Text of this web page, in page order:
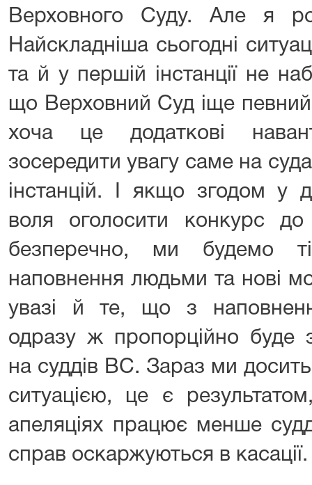
Верховного Суду. Але я
Найскладніша сьогодні
та й у першій інстанції не
що Верховний Суд іще певний
хоча це додаткові
зосередити увагу саме на
інстанцій. І якщо згодом у
воля оголосити конкурс
безперечно, ми будемо
наповнення людьми та нові
увазі й те, що з
одразу ж пропорційно буде
на суддів ВС. Зараз ми
ситуацією, це є
апеляціях працює менше
справ оскаржуються в касації.